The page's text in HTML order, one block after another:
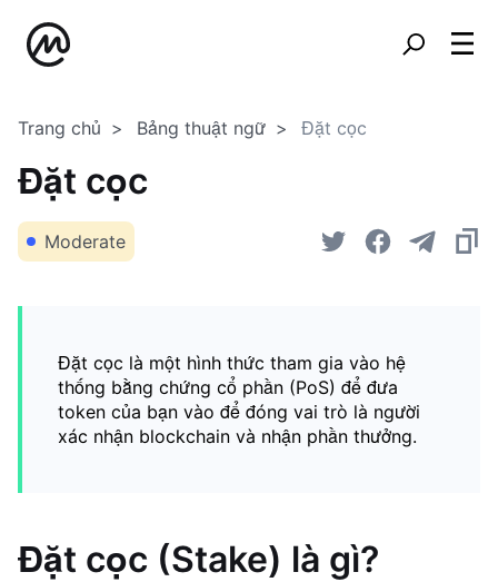
Trang chủ Bảng thuật ngữ Đặt cọc
Đặt cọc
Moderate
Đặt cọc là một hình thức tham gia vào hệ
thống bằng chứng cổ phần (PoS) để đưa
token của bạn vào để đóng vai trò là người
xác nhận blockchain và nhận phần thưởng.
Đặt cọc (Stake) là gì?